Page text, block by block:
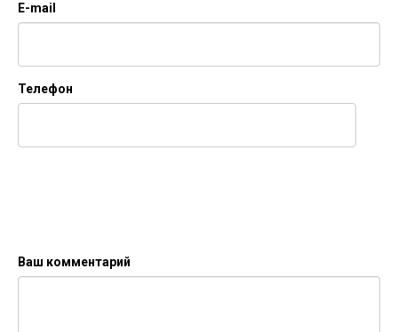
E-mail
Телефон
Ваш комментарий